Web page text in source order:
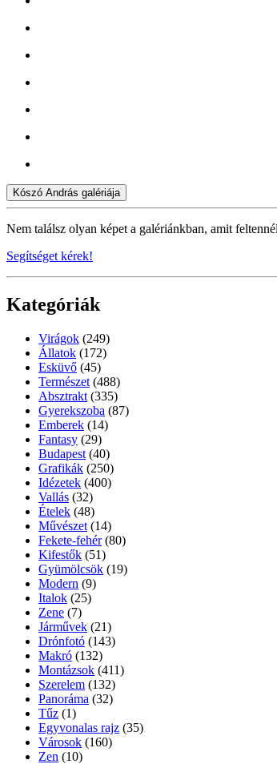
Kószó András galériája
Nem találsz olyan képet a galériánkban, amit
Segítséget kérek!
Kategóriák
Virágok (249)
Állatok (172)
Esküvő (45)
Természet (488)
Absztrakt (335)
Gyerekszoba (87)
Emberek (14)
Fantasy (29)
Budapest (40)
Grafikák (250)
Idézetek (400)
Vallás (32)
Ételek (48)
Művészet (14)
Fekete-fehér (80)
Kifestők (51)
Gyümölcsök (19)
Modern (9)
Italok (25)
Zene (7)
Járművek (21)
Drónfotó (143)
Makró (132)
Montázsok (411)
Szerelem (132)
Panoráma (32)
Tűz (1)
Egyvonalas rajz (35)
Városok (160)
Zen (10)